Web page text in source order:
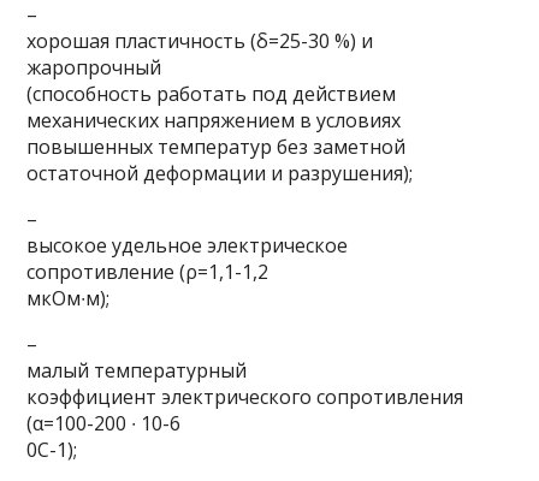
–
хорошая пластичность (δ=25-30 %) и
жаропрочный
(способность работать под действием
механических напряжением в условиях
повышенных температур без заметной
остаточной деформации и разрушения);
–
высокое удельное электрическое
сопротивление (ρ=1,1-1,2
мкОм∙м);
–
малый температурный
коэффициент электрического сопротивления
(α=100-200 ∙ 10-6
0С-1);